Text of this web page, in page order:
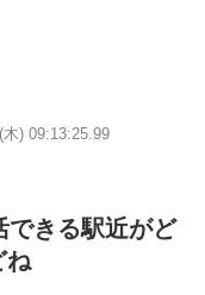
木) 09:13:25.99
できる駅近がど
ね